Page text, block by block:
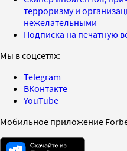
терроризму и
нежелательными
Подписка на печатную
Мы в соцсетях:
Telegram
ВКонтакте
YouTube
Мобильное приложение